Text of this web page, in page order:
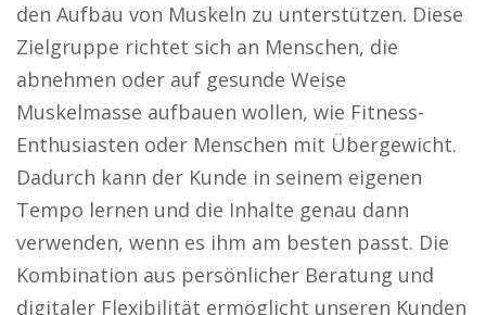
den Aufbau von Muskeln zu unterstützen. Diese
Zielgruppe richtet sich an Menschen, die
abnehmen oder auf gesunde Weise
Muskelmasse aufbauen wollen, wie Fitness-
Enthusiasten oder Menschen mit Übergewicht.
Dadurch kann der Kunde in seinem eigenen
Tempo lernen und die Inhalte genau dann
verwenden, wenn es ihm am besten passt. Die
Kombination aus persönlicher Beratung und
digitaler Flexibilität ermöglicht unseren Kunden